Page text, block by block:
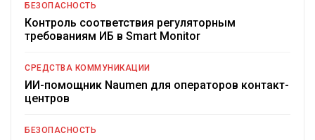
БЕЗОПАСНОСТЬ
Контроль соответствия регуляторным
требованиям ИБ в Smart Monitor
СРЕДСТВА КОММУНИКАЦИИ
ИИ-помощник Naumen для операторов контакт-
центров
БЕЗОПАСНОСТЬ